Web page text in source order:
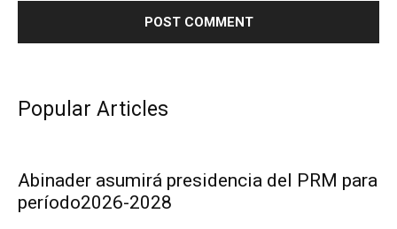
Popular Articles
Abinader asumirá presidencia del PRM para
período2026-2028